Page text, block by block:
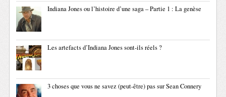
Indiana Jones ou l’histoire d’une saga – Partie 1 : La genèse
Les artefacts d’Indiana Jones sont-ils réels ?
3 choses que vous ne savez (peut-être) pas sur Sean Connery